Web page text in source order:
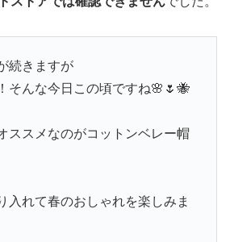
続きますが
そんな今日この頃ですね🌸🌷🐝
ススメなのがコットンベレー帽
入れて春のおしゃれを楽しみま